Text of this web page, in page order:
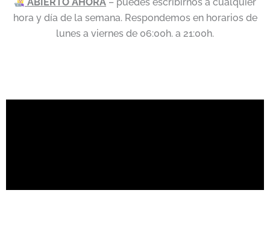
hora y día de la semana. Respondemos en horarios de
lunes a viernes de 06:00h. a 21:00h.